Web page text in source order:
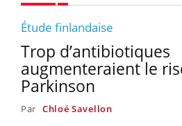
Étude finlandaise
Trop d’antibiotiques
augmenteraient le
Parkinson
Par Chloé Savellon